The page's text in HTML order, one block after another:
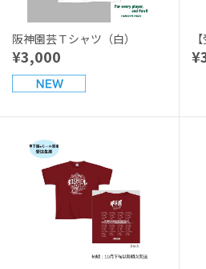
阪神園芸Ｔシャツ（白）
¥3,000